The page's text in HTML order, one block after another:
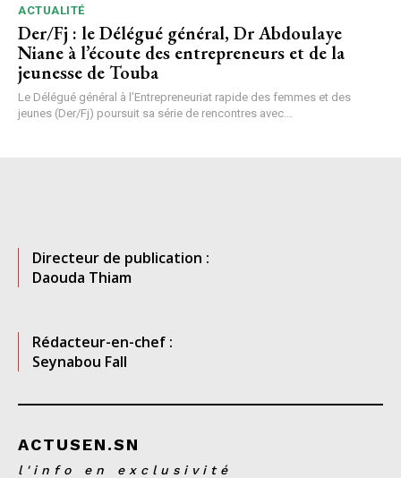
ACTUALITÉ
Der/Fj : le Délégué général, Dr Abdoulaye
Niane à l’écoute des entrepreneurs et de la
jeunesse de Touba
Le Délégué général à l’Entrepreneuriat rapide des femmes et des
jeunes (Der/Fj) poursuit sa série de rencontres avec...
Directeur de publication :
Daouda Thiam
Rédacteur-en-chef :
Seynabou Fall
ACTUSEN.SN
l'info en exclusivité